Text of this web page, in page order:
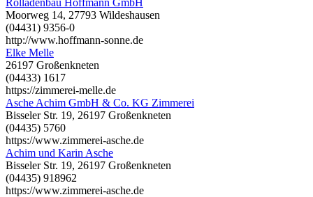
Rolladenbau Hoffmann GmbH
Moorweg 14, 27793 Wildeshausen
(04431) 9356-0
http://www.hoffmann-sonne.de
Elke Melle
26197 Großenkneten
(04433) 1617
https://zimmerei-melle.de
Asche Achim GmbH & Co. KG Zimmerei
Bisseler Str. 19, 26197 Großenkneten
(04435) 5760
https://www.zimmerei-asche.de
Achim und Karin Asche
Bisseler Str. 19, 26197 Großenkneten
(04435) 918962
https://www.zimmerei-asche.de